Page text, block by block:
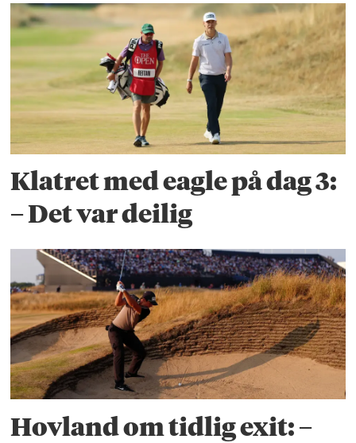
Klatret med eagle på dag 3:
– Det var deilig
Hovland om tidlig exit: –